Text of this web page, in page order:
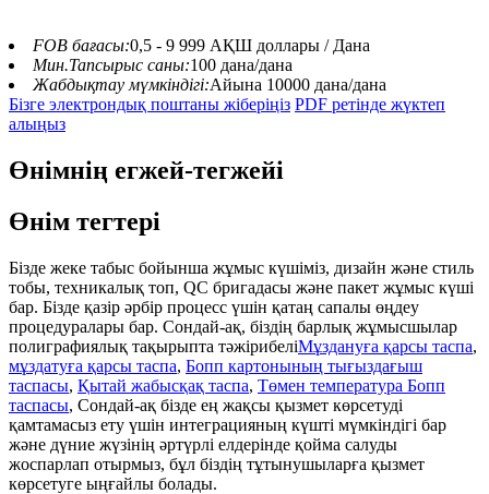
FOB бағасы:0,5 - 9 999 АҚШ доллары / Дана
Мин.Тапсырыс саны:100 дана/дана
Жабдықтау мүмкіндігі:Айына 10000 дана/дана
Бізге электрондық поштаны жіберіңіз PDF ретінде жүктеп
алыңыз
Өнімнің егжей-тегжейі
Өнім тегтері
Бізде жеке табыс бойынша жұмыс күшіміз, дизайн және стиль
тобы, техникалық топ, QC бригадасы және пакет жұмыс күші
бар. Бізде қазір әрбір процесс үшін қатаң сапалы өңдеу
процедуралары бар. Сондай-ақ, біздің барлық жұмысшылар
полиграфиялық тақырыпта тәжірибеліМұздануға қарсы таспа,
мұздатуға қарсы таспа, Бопп картонының тығыздағыш
таспасы, Қытай жабысқақ таспа, Төмен температура Бопп
таспасы, Сондай-ақ бізде ең жақсы қызмет көрсетуді
қамтамасыз ету үшін интеграцияның күшті мүмкіндігі бар
және дүние жүзінің әртүрлі елдерінде қойма салуды
жоспарлап отырмыз, бұл біздің тұтынушыларға қызмет
көрсетуге ыңғайлы болады.